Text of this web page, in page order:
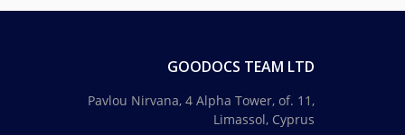
GOODOCS TEAM LTD
Pavlou Nirvana, 4 Alpha Tower, of. 11,
Limassol, Cyprus